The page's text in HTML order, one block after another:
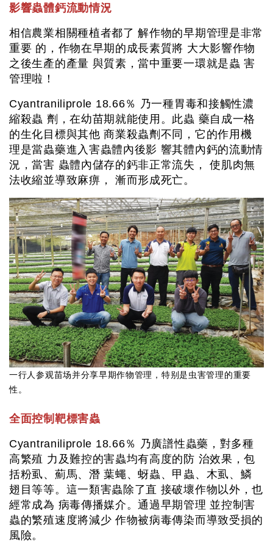
影響蟲體鈣流動情況
相信農業相關種植者都了 解作物的早期管理是非常
重要 的，作物在早期的成長素質將 大大影響作物
之後生產的產量 與質素，當中重要一環就是蟲 害
管理啦！
Cyantraniliprole 18.66％ 乃一種胃毒和接觸性濃
縮殺蟲 劑，在幼苗期就能使用。此蟲 藥自成一格
的生化目標與其他 商業殺蟲劑不同，它的作用機
理是當蟲藥進入害蟲體內後影 響其體內鈣的流動情
況，當害 蟲體內儲存的鈣非正常流失， 使肌肉無
法收縮並導致麻痹， 漸而形成死亡。
一行人参观苗场并分享早期作物管理，特别是虫害管理的重要
性。
全面控制靶標害蟲
Cyantraniliprole 18.66％ 乃廣譜性蟲藥，對多種
高繁殖 力及難控的害蟲均有高度的防 治效果，包
括粉虱、薊馬、潛 葉蠅、蚜蟲、甲蟲、木虱、鱗
翅目等等。這一類害蟲除了直 接破壞作物以外，也
經常成為 病毒傳播媒介。通過早期管理 並控制害
蟲的繁殖速度將減少 作物被病毒傳染而導致受損的
風險。